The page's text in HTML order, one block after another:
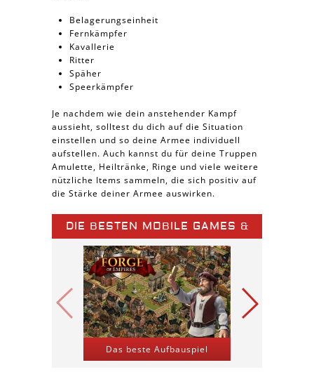
Belagerungseinheit
Fernkämpfer
Kavallerie
Ritter
Späher
Speerkämpfer
Je nachdem wie dein anstehender Kampf
aussieht, solltest du dich auf die Situation
einstellen und so deine Armee individuell
aufstellen. Auch kannst du für deine Truppen
Amulette, Heiltränke, Ringe und viele weitere
nützliche Items sammeln, die sich positiv auf
die Stärke deiner Armee auswirken.
DIE BESTEN MOBILE GAMES &
SPIELE APPS
Das beste Aufbauspiel